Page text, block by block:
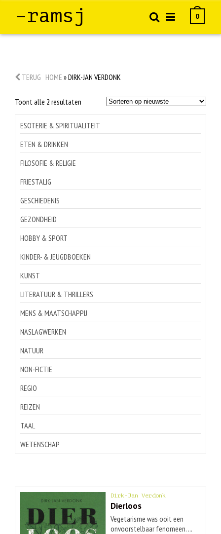
–ramsj 0
TERUG HOME »DIRK-JAN VERDONK
Toont alle 2 resultaten Gesorteerd
nieuwste
ESOTERIE & SPIRITUALITEIT
ETEN & DRINKEN
FILOSOFIE & RELIGIE
FRIESTALIG
GESCHIEDENIS
GEZONDHEID
HOBBY & SPORT
KINDER- & JEUGDBOEKEN
KUNST
LITERATUUR & THRILLERS
MENS & MAATSCHAPPIJ
NASLAGWERKEN
NATUUR
NON-FICTIE
REGIO
REIZEN
TAAL
WETENSCHAP
Dirk-Jan Verdonk
Dierloos
Vegetarisme was ooit een
onvoorstelbaar fenomeen. ...